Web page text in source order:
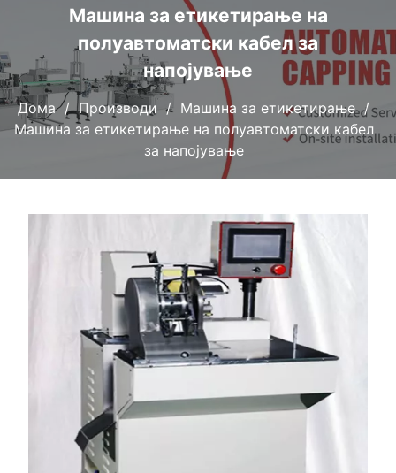
Машина за етикетирање на
полуавтоматски кабел за
напојување
Дома Производи
Машина за етикетирање
Машина за етикетирање на полуавтоматски кабел
за напојување